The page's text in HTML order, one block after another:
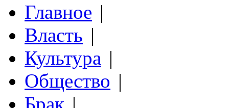
Главное |
Власть |
Культура |
Общество |
Брак |